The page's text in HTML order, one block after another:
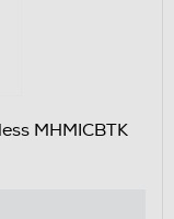
MHMICBTK